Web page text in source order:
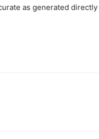
as generated directly